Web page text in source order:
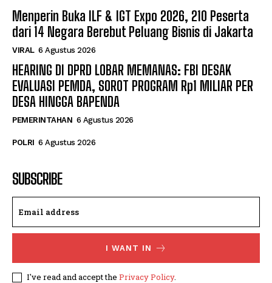
Menperin Buka ILF & IGT Expo 2026, 210 Peserta
dari 14 Negara Berebut Peluang Bisnis di Jakarta
VIRAL 6 Agustus 2026
HEARING DI DPRD LOBAR MEMANAS: FBI DESAK
EVALUASI PEMDA, SOROT PROGRAM Rp1 MILIAR PER
DESA HINGGA BAPENDA
PEMERINTAHAN 6 Agustus 2026
POLRI 6 Agustus 2026
SUBSCRIBE
I WANT IN
I've read and accept the Privacy Policy.